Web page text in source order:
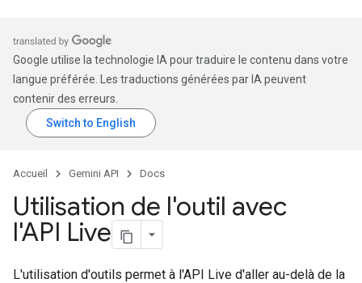
Google utilise la technologie IA pour traduire le contenu dans votre
langue préférée. Les traductions générées par IA peuvent
contenir des erreurs.
Accueil Gemini API Docs
Utilisation de l'outil avec
l'API Live
L'utilisation d'outils permet à l'API Live d'aller au-delà de la